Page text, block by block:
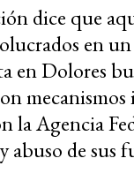
dice que
en
en Dolores
mecanismos
la Agencia
de sus